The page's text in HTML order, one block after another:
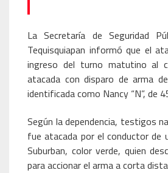
La Secretaría de Seguridad
Tequisquiapan informó que el
ingreso del turno matutino al
atacada con disparo de arma
identificada como Nancy “N”, de
Según la dependencia, testigos
fue atacada por el conductor de
Suburban, color verde, quien
para accionar el arma a corta